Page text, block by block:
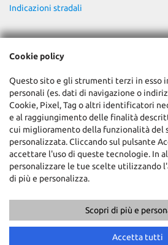
Indicazioni stradali
Dati fiscali:
Olivero Auto Srl
C.so Canale, 9 - Fraz. Racca, Guarene (CN)
C.F/P.IVA:02066560042
Registro delle imprese:CN
Copyright © 2026 GestionaleAuto.com
Leggi l'informativa sulla privacy-Cookie
GestionaleAuto.com
Cookie policy
Questo sito e gli strumenti terzi in esso
personali (es. dati di navigazione o
Cookie, Pixel, Tag o altri identificatori
e al raggiungimento delle finalità
cui miglioramento della funzionalità del
personalizzata. Cliccando sul pulsante
accettare l'uso di queste tecnologie. In
personalizzare le tue scelte utilizzando
di più e personalizza.
Scopri di più e
Accetta tutti